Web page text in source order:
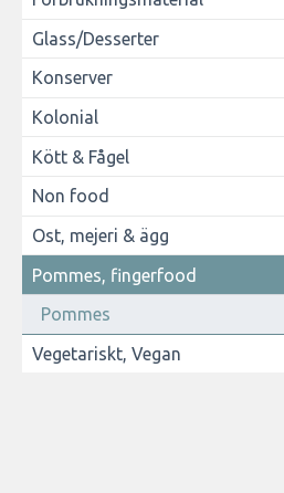
Glass/Desserter
Konserver
Kolonial
Kött & Fågel
Non food
Ost, mejeri & ägg
Pommes, fingerfood
Pommes
Vegetariskt, Vegan